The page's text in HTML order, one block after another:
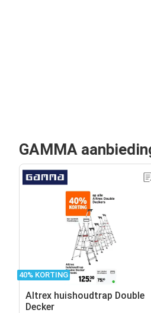
GAMMA
40% KORTING
Altrex huishoudtrap Double
Decker